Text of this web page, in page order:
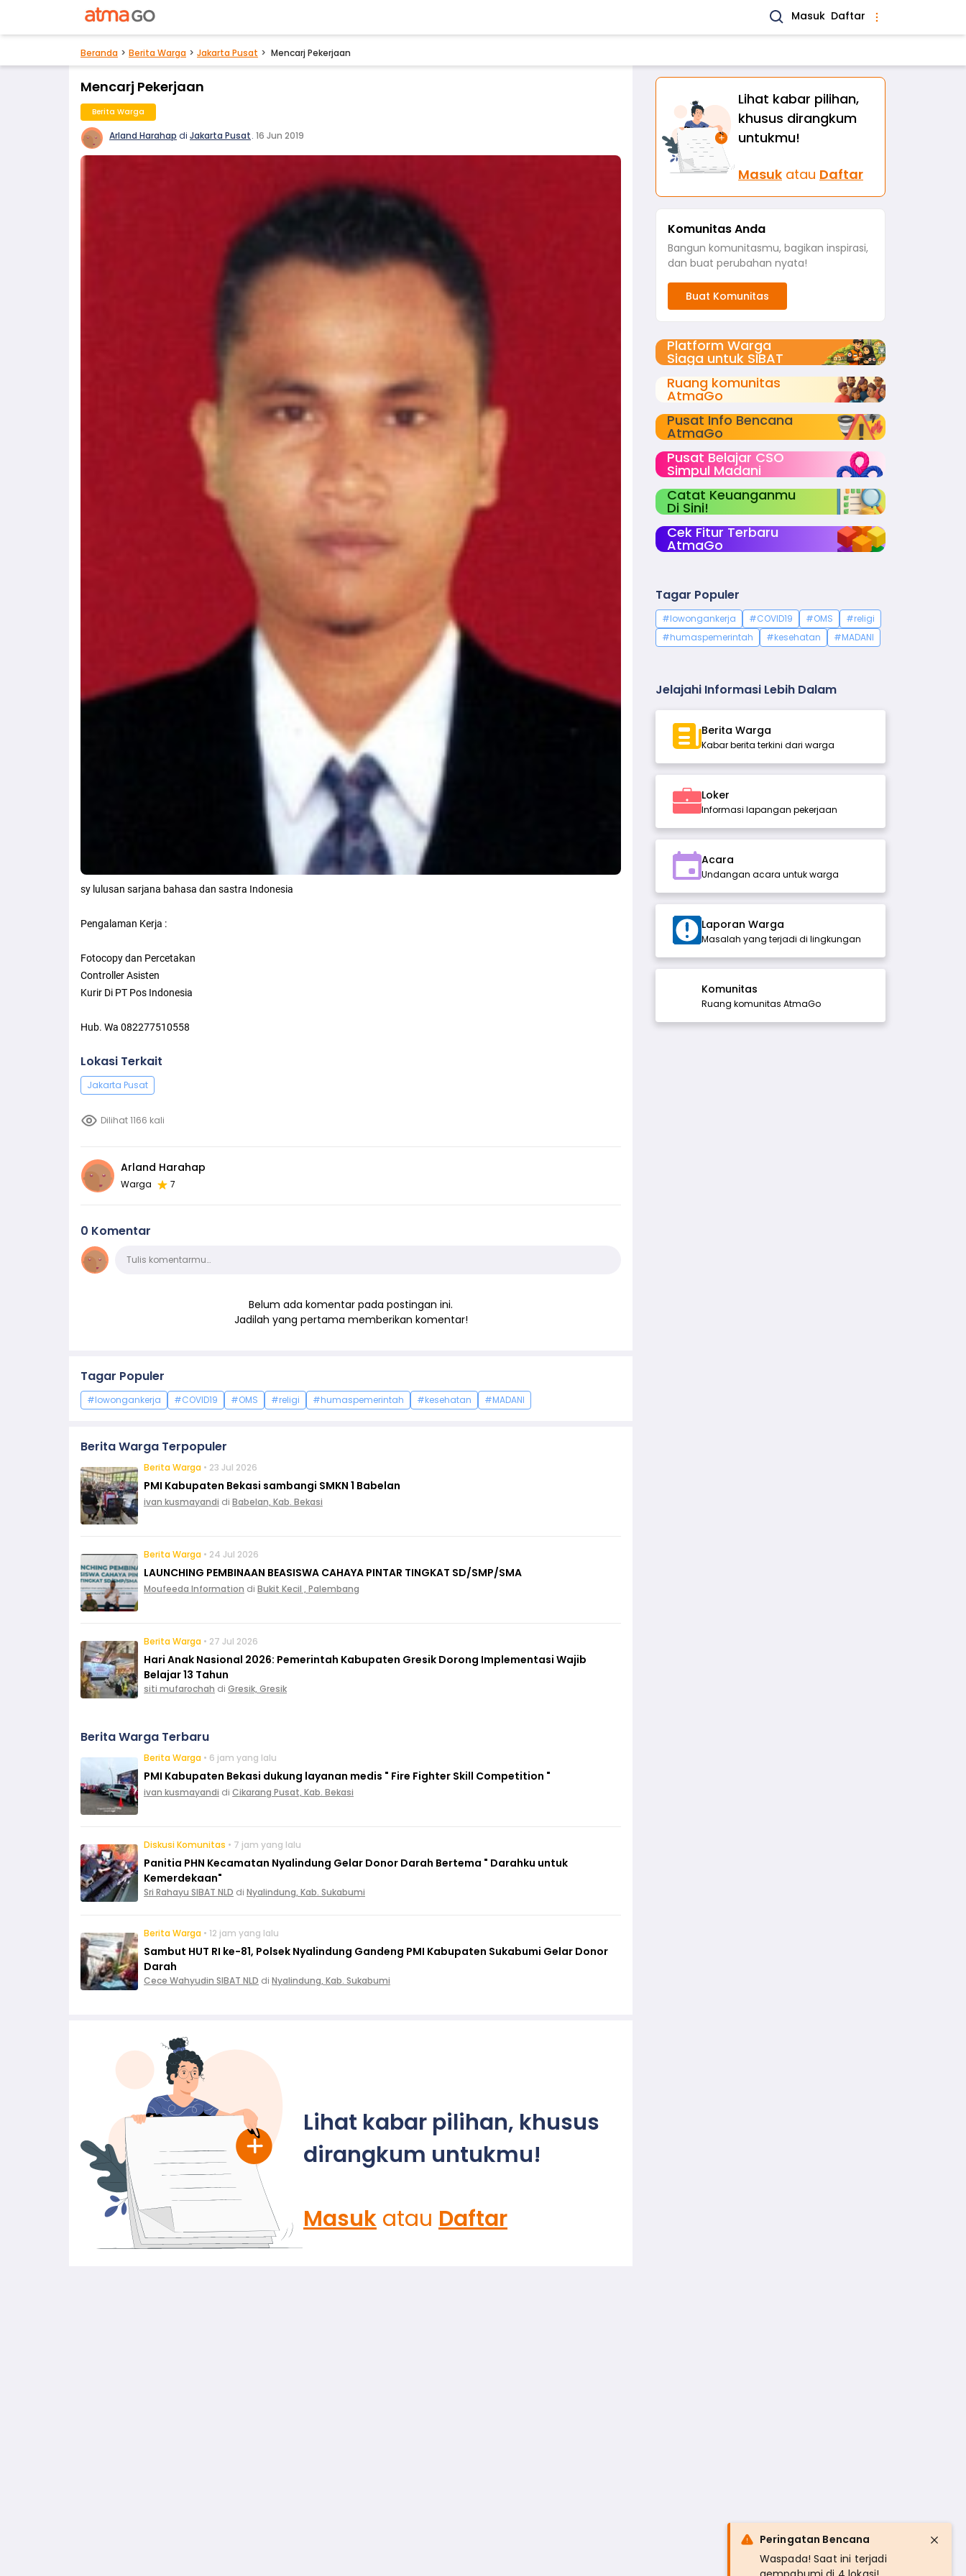
Masuk Daftar
Beranda Berita Warga Jakarta Pusat Mencarj Pekerjaan
Mencarj Pekerjaan
Berita Warga
Arland Harahap di Jakarta Pusat. 16 Jun 2019
sy lulusan sarjana bahasa dan sastra Indonesia
Pengalaman Kerja :
Fotocopy dan Percetakan
Controller Asisten
Kurir Di PT Pos Indonesia
Hub. Wa 082277510558
Lokasi Terkait
Jakarta Pusat
Dilihat 1166 kali
Arland Harahap
Warga 7
0 Komentar
KomentarTulis komentarmu…
Belum ada komentar pada postingan ini.
Jadilah yang pertama memberikan komentar!
Tagar Populer
#lowongankerja #COVID19 #OMS #religi #humaspemerintah #kesehatan #MADANI
Berita Warga Terpopuler
Berita Warga • 23 Jul 2026
PMI Kabupaten Bekasi sambangi SMKN 1 Babelan
ivan kusmayandi di Babelan, Kab. Bekasi
Berita Warga • 24 Jul 2026
LAUNCHING PEMBINAAN BEASISWA CAHAYA PINTAR TINGKAT SD/SMP/SMA
Moufeeda Information di Bukit Kecil , Palembang
Berita Warga • 27 Jul 2026
Hari Anak Nasional 2026: Pemerintah Kabupaten Gresik Dorong Implementasi Wajib
Belajar 13 Tahun
siti mufarochah di Gresik, Gresik
Berita Warga Terbaru
Berita Warga • 6 jam yang lalu
PMI Kabupaten Bekasi dukung layanan medis " Fire Fighter Skill Competition "
ivan kusmayandi di Cikarang Pusat, Kab. Bekasi
Diskusi Komunitas • 7 jam yang lalu
Panitia PHN Kecamatan Nyalindung Gelar Donor Darah Bertema " Darahku untuk
Kemerdekaan"
Sri Rahayu SIBAT NLD di Nyalindung, Kab. Sukabumi
Berita Warga • 12 jam yang lalu
Sambut HUT RI ke-81, Polsek Nyalindung Gandeng PMI Kabupaten Sukabumi Gelar Donor
Darah
Cece Wahyudin SIBAT NLD di Nyalindung, Kab. Sukabumi
Lihat kabar pilihan, khusus
dirangkum untukmu!
Masuk atau Daftar
Lihat kabar pilihan,
khusus dirangkum
untukmu!
Masuk atau Daftar
Komunitas Anda
Bangun komunitasmu, bagikan inspirasi,
dan buat perubahan nyata!
Buat Komunitas
Platform Warga
Siaga untuk SIBAT
Ruang komunitas
AtmaGo
Pusat Info Bencana
AtmaGo
Pusat Belajar CSO
Simpul Madani
Catat Keuanganmu
Di Sini!
Cek Fitur Terbaru
AtmaGo
Tagar Populer
#lowongankerja #COVID19 #OMS
#religi
#humaspemerintah
#kesehatan #MADANI
Jelajahi Informasi Lebih Dalam
Berita Warga
Kabar berita terkini dari warga
Loker
Informasi lapangan pekerjaan
Acara
Undangan acara untuk warga
Laporan Warga
Masalah yang terjadi di lingkungan
Komunitas
Ruang komunitas AtmaGo
Peringatan Bencana
Waspada! Saat ini terjadi